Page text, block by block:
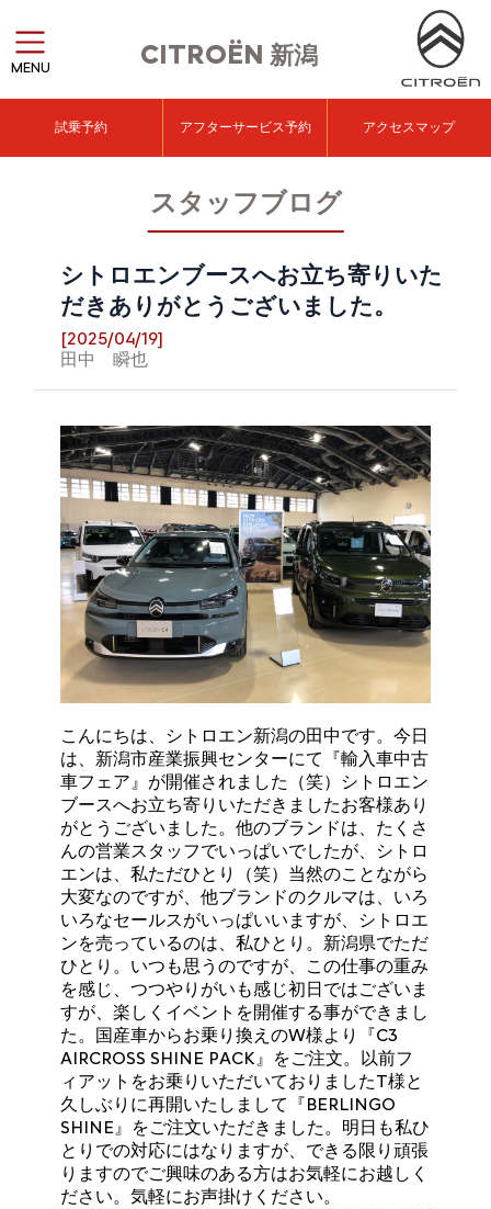
CITROËN 新潟
MENU
試乗予約 アフターサービス予約 アクセスマップ
スタッフブログ
シトロエンブースへお立ち寄りいた
だきありがとうございました。
[2025/04/19]
田中 瞬也
こんにちは、シトロエン新潟の田中です。今日
は、新潟市産業振興センターにて『輸入車中古
車フェア』が開催されました（笑）シトロエン
ブースへお立ち寄りいただきましたお客様あり
がとうございました。他のブランドは、たくさ
んの営業スタッフでいっぱいでしたが、シトロ
エンは、私ただひとり（笑）当然のことながら
大変なのですが、他ブランドのクルマは、いろ
いろなセールスがいっぱいいますが、シトロエ
ンを売っているのは、私ひとり。新潟県でただ
ひとり。いつも思うのですが、この仕事の重み
を感じ、つつやりがいも感じ初日ではございま
すが、楽しくイベントを開催する事ができまし
た。国産車からお乗り換えのW様より『C3
AIRCROSS SHINE PACK』をご注文。以前フ
ィアットをお乗りいただいておりましたT様と
久しぶりに再開いたしまして『BERLINGO
SHINE』をご注文いただきました。明日も私ひ
とりでの対応にはなりますが、できる限り頑張
りますのでご興味のある方はお気軽にお越しく
ださい。気軽にお声掛けください。